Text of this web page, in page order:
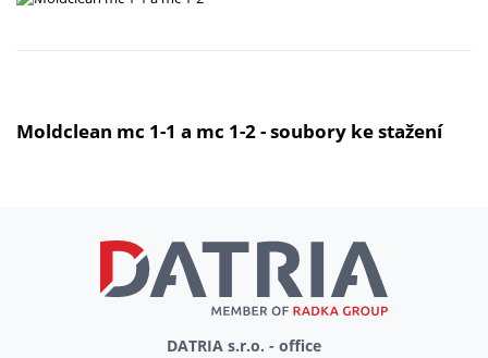
Moldclean mc 1-1 a mc 1-2 - soubory ke stažení
DATRIA s.r.o. - office